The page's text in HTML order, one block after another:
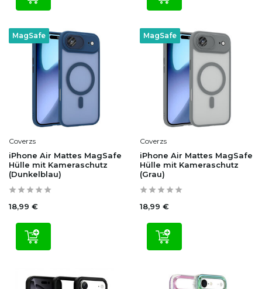
MagSafe
Coverzs
iPhone Air Mattes MagSafe
Hülle mit Kameraschutz
(Dunkelblau)
18,99 €
MagSafe
Coverzs
iPhone Air Mattes MagSafe
Hülle mit Kameraschutz
(Grau)
18,99 €